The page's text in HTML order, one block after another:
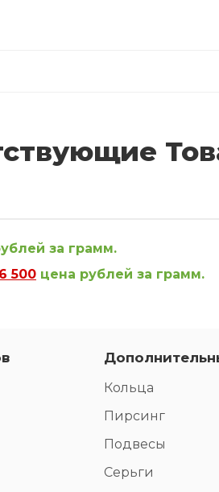
за грамм.
6 500 цена рублей за грамм.
Кольца
Пирсинг
Подвесы
Серьги